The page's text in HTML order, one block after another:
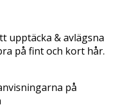
upptäcka & avlägsna
på fint och kort hår.
på